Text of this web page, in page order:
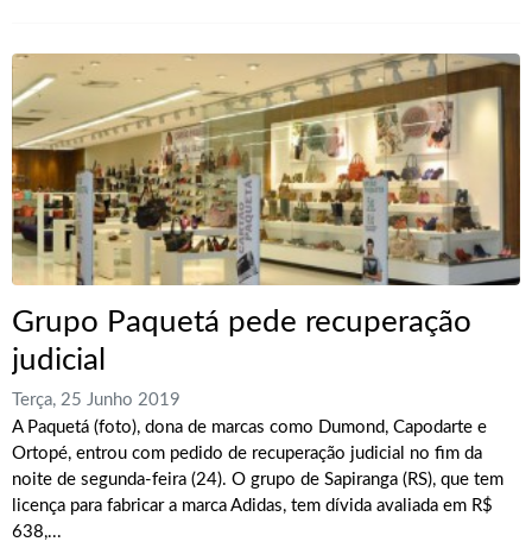
Grupo Paquetá pede recuperação
judicial
Terça, 25 Junho 2019
A Paquetá (foto), dona de marcas como Dumond, Capodarte e
Ortopé, entrou com pedido de recuperação judicial no fim da
noite de segunda-feira (24). O grupo de Sapiranga (RS), que tem
licença para fabricar a marca Adidas, tem dívida avaliada em R$
638,...